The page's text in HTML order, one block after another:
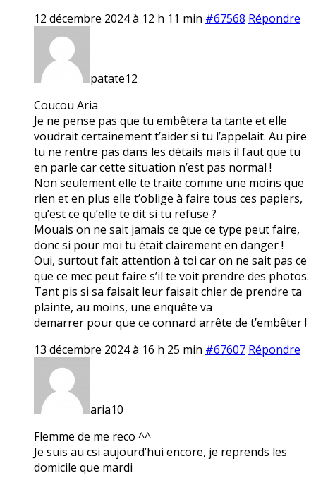
12 décembre 2024 à 12 h 11 min #67568 Répondre
patate12
Coucou Aria
Je ne pense pas que tu embêtera ta tante et elle
voudrait certainement t’aider si tu l’appelait. Au pire
tu ne rentre pas dans les détails mais il faut que tu
en parle car cette situation n’est pas normal !
Non seulement elle te traite comme une moins que
rien et en plus elle t’oblige à faire tous ces papiers,
qu’est ce qu’elle te dit si tu refuse ?
Mouais on ne sait jamais ce que ce type peut faire,
donc si pour moi tu était clairement en danger !
Oui, surtout fait attention à toi car on ne sait pas ce
que ce mec peut faire s’il te voit prendre des photos.
Tant pis si sa faisait leur faisait chier de prendre ta
plainte, au moins, une enquête va
demarrer pour que ce connard arrête de t’embêter !
13 décembre 2024 à 16 h 25 min #67607 Répondre
aria10
Flemme de me reco ^^
Je suis au csi aujourd’hui encore, je reprends les
domicile que mardi